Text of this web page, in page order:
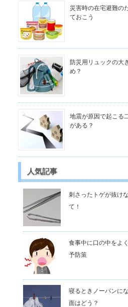
災害時の在宅避難の
ておこう
防災用リュックの大
め？
地震が原因で起こる
がある？
人気記事
刺さったトゲが抜け
て！
食事中に口の中をよ
予防策
寝るときノーパンに
面はどう？